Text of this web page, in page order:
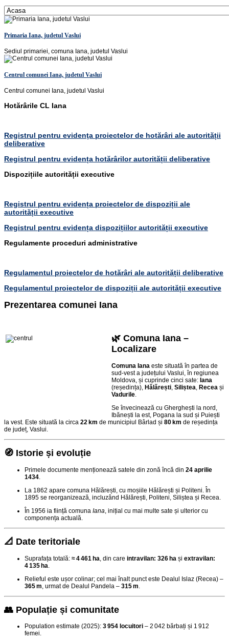
Primaria Iana, judetul Vaslui
Sediul primariei, comuna Iana, judetul Vaslui
Centrul comunei Iana, judetul Vaslui
Centrul comunei Iana, judetul Vaslui
Hotărârile CL Iana
Registrul pentru evidenţa proiectelor de hotărâri ale autorității
deliberative
Registrul pentru evidența hotărârilor autorității deliberative
Dispozițiile autorității executive
Registrul pentru evidența proiectelor de dispoziții ale
autorității executive
Registrul pentru evidența dispozițiilor autorității executive
Regulamente proceduri administrative
Regulamentul proiectelor de hotărâri ale autorității deliberative
Regulamentul proiectelor de dispoziții ale autorității executive
Prezentarea comunei Iana
🌿 Comuna Iana –
Localizare
Comuna Iana este situată în partea de
sud‑vest a județului Vaslui, în regiunea
Moldova, și cuprinde cinci sate: Iana
(reședința), Hălărești, Siliștea, Recea și
Vadurile.
Se învecinează cu Gherghești la nord,
Ibănești la est, Pogana la sud și Puiești
la vest. Este situată la circa 22 km de municipiul Bârlad și 80 km de reședința
de județ, Vaslui.
🧭 Istorie și evoluție
Primele documente menționează satele din zonă încă din 24 aprilie
1434
La 1862 apare comuna Hălărești, cu moșiile Hălărești și Politeni. În
1895 se reorganizează, incluzând Hălărești, Politeni, Siliștea și Recea.
În 1956 ia ființă comuna Iana , inițial cu mai multe sate și ulterior cu
componența actuală
📐 Date teritoriale
Suprafața totală: ≈ 4 461 ha , din care intravilan: 326 ha și extravilan:
4 135 ha
Relieful este ușor colinar; cel mai înalt punct este Dealul Islaz (Recea) –
365 m , urmat de Dealul Pandela – 315 m
👥 Populație și comunitate
Population estimate (2025): 3 954 locuitori – 2 042 bărbați și 1 912
femei.